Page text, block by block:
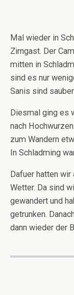
Mal wieder in
Zirngast. Der
mitten in
sind es nur
Sanis sind sauber.
Diesmal ging es
nach
zum Wandern
In Schladming
Dafuer hatten
Wetter. Da sind
gewandert und
getrunken.
dann wieder der